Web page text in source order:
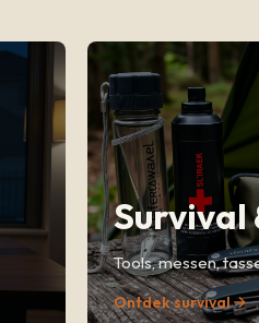
Survival
Tools, messen,
Ontdek survival